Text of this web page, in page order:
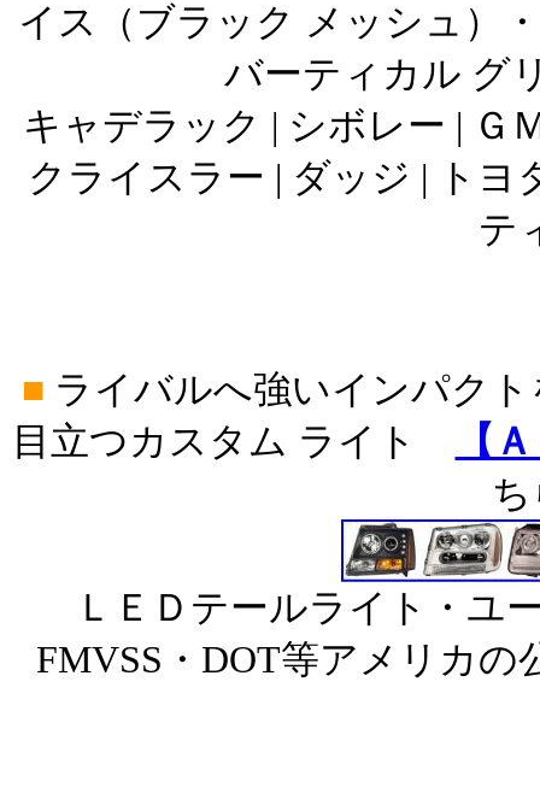
イス（ブラック メッシュ）
バーティカル グ
キャデラック | シボレー | Ｇ
クライスラー | ダッジ | トヨ
テ
■ ライバルへ強いインパク
目立つカスタム ライト
【
ＬＥＤテールライト・ユ
FMVSS・DOT等アメリカ